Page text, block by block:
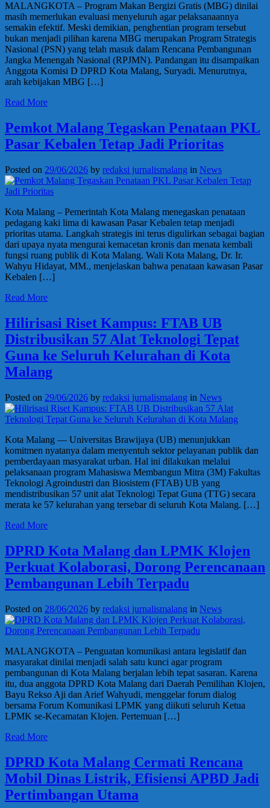
MALANGKOTA – Program Makan Bergizi Gratis (MBG) dinilai
masih memerlukan evaluasi menyeluruh agar pelaksanaannya
semakin efektif. Meski demikian, penghentian program tersebut
bukan menjadi pilihan karena MBG merupakan Program Strategis
Nasional (PSN) yang telah masuk dalam Rencana Pembangunan
Jangka Menengah Nasional (RPJMN). Pandangan itu disampaikan
Anggota Komisi D DPRD Kota Malang, Suryadi. Menurutnya,
arah kebijakan MBG […]
Read More
Pemkot Malang Tegaskan Penataan PKL
Pasar Kebalen Tetap Jadi Prioritas
Posted on 29/06/2026 by redaksi jurnalismalang in News
Kota Malang – Pemerintah Kota Malang menegaskan penataan
pedagang kaki lima di kawasan Pasar Kebalen tetap menjadi
prioritas utama. Langkah strategis ini terus digulirkan sebagai bagian
dari upaya nyata mengurai kemacetan kronis dan menata kembali
fungsi ruang publik di Kota Malang. Wali Kota Malang, Dr. Ir.
Wahyu Hidayat, MM., menjelaskan bahwa penataan kawasan Pasar
Kebalen […]
Read More
Hilirisasi Riset Kampus: FTAB UB
Distribusikan 57 Alat Teknologi Tepat
Guna ke Seluruh Kelurahan di Kota
Malang
Posted on 29/06/2026 by redaksi jurnalismalang in News
Kota Malang — Universitas Brawijaya (UB) menunjukkan
komitmen nyatanya dalam menyentuh sektor pelayanan publik dan
pemberdayaan masyarakat urban. Hal ini dilakukan melalui
pelaksanaan program Mahasiswa Membangun Mitra (3M) Fakultas
Teknologi Agroindustri dan Biosistem (FTAB) UB yang
mendistribusikan 57 unit alat Teknologi Tepat Guna (TTG) secara
merata ke 57 kelurahan yang tersebar di seluruh Kota Malang. […]
Read More
DPRD Kota Malang dan LPMK Klojen
Perkuat Kolaborasi, Dorong Perencanaan
Pembangunan Lebih Terpadu
Posted on 28/06/2026 by redaksi jurnalismalang in News
MALANGKOTA – Penguatan komunikasi antara legislatif dan
masyarakat dinilai menjadi salah satu kunci agar program
pembangunan di Kota Malang berjalan lebih tepat sasaran. Karena
itu, dua anggota DPRD Kota Malang dari Daerah Pemilihan Klojen,
Bayu Rekso Aji dan Arief Wahyudi, menggelar forum dialog
bersama Forum Komunikasi LPMK yang diikuti seluruh Ketua
LPMK se-Kecamatan Klojen. Pertemuan […]
Read More
DPRD Kota Malang Cermati Rencana
Mobil Dinas Listrik, Efisiensi APBD Jadi
Pertimbangan Utama